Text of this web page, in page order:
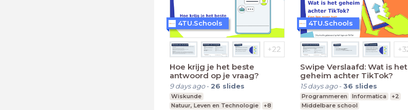
Hoe krijg je het beste
antwoord op je vraag?
9 days ago- 26 slides
Wiskunde
Natuur, Leven en Technologie
+8
4TU.Schools
Swipe Verslaafd: Wat is het
geheim achter TikTok?
15 days ago-36 slides
Programmeren Informatica
+2
Middelbare school
4TU.Schools